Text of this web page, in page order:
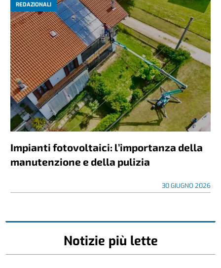
REDAZIONALI
Impianti fotovoltaici: l’importanza della
manutenzione e della pulizia
30 GIUGNO 2026
Notizie più lette